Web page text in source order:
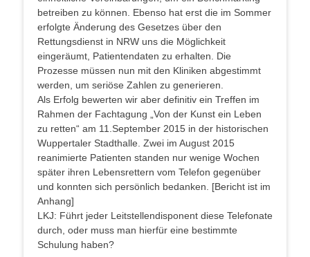
betreiben zu können. Ebenso hat erst die im Sommer
erfolgte Änderung des Gesetzes über den
Rettungsdienst in NRW uns die Möglichkeit
eingeräumt, Patientendaten zu erhalten. Die
Prozesse müssen nun mit den Kliniken abgestimmt
werden, um seriöse Zahlen zu generieren.
Als Erfolg bewerten wir aber definitiv ein Treffen im
Rahmen der Fachtagung „Von der Kunst ein Leben
zu retten“ am 11.September 2015 in der historischen
Wuppertaler Stadthalle. Zwei im August 2015
reanimierte Patienten standen nur wenige Wochen
später ihren Lebensrettern vom Telefon gegenüber
und konnten sich persönlich bedanken. [Bericht ist im
Anhang]
LKJ: Führt jeder Leitstellendisponent diese Telefonate
durch, oder muss man hierfür eine bestimmte
Schulung haben?